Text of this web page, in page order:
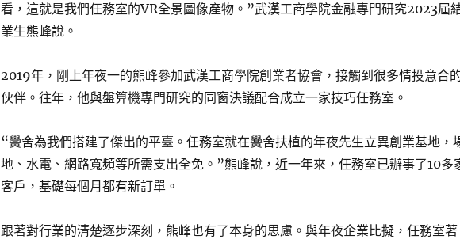
看，這就是我們任務室的VR全景圖像產物。”武漢工商學院金融專門研究2023屆
業生熊峰說。
2019年，剛上年夜一的熊峰參加武漢工商學院創業者協會，接觸到很多情投意合
伙伴。往年，他與盤算機專門研究的同窗決議配合成立一家技巧任務室。
“黌舍為我們搭建了傑出的平臺。任務室就在黌舍扶植的年夜先生立異創業基地，
地、水電、網路寬頻等所需支出全免。”熊峰說，近一年來，任務室已辦事了10多
客戶，基礎每個月都有新訂單。
跟著對行業的清楚逐步深刻，熊峰也有了本身的思慮。與年夜企業比擬，任務室著